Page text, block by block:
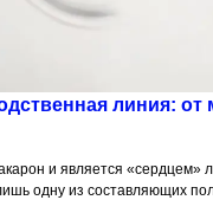
линия: от
и является «сердцем»
одну из составляющих